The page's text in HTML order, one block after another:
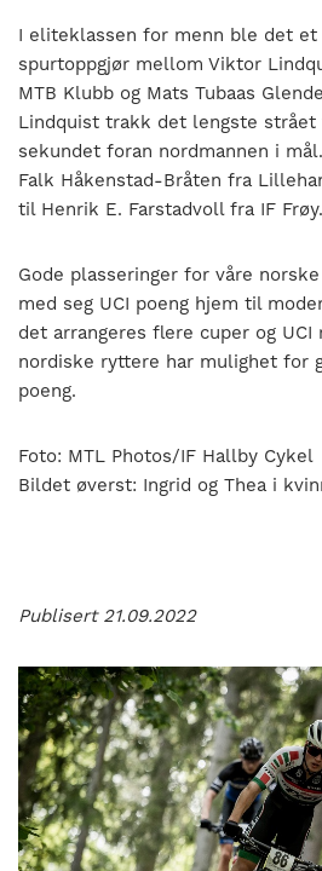
I eliteklassen for menn ble det et
spurtoppgjør mellom Viktor
MTB Klubb og Mats Tubaas
Lindquist trakk det lengste strået
sekundet foran nordmannen i
Falk Håkenstad-Bråten fra
til Henrik E. Farstadvoll fra IF Frøy.
Gode plasseringer for våre
med seg UCI poeng hjem til
det arrangeres flere cuper og
nordiske ryttere har mulighet for
poeng.
Foto: MTL Photos/IF Hallby Cykel
Bildet øverst: Ingrid og Thea i
Publisert 21.09.2022